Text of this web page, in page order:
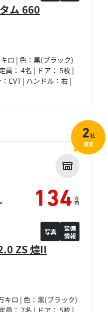
ム 660
ロ | 色：黒(ブラック)
員： 4名 | ドア： 5枚 |
CVT | ハンドル：右 |
ZS 煌II
キロ | 色：黒(ブラック)
134 万
円
写真
装備
情報
2社
査定